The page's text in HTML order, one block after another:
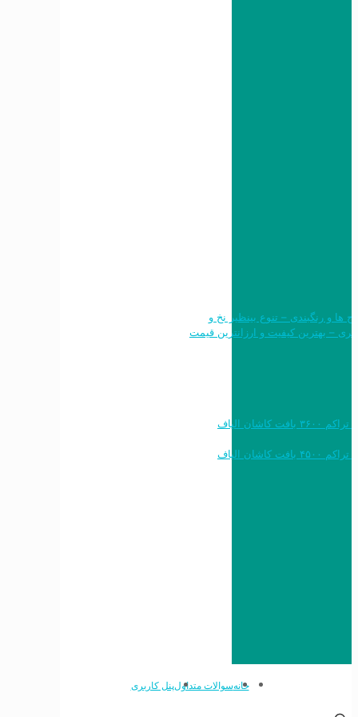
طرح ها و رنگبندی – تنوع بینظیر نخ و
خرید به قیمت فرش ماشینی ۱۲۰۰ شانه تراکم ۳۶۰۰ بافت کاشان الیاف
خرید به قیمت فرش ماشینی ۱۵۰۰ شانه تراکم ۴۵۰۰ بافت کاشان الیاف
خانهسوالات متداولپنل کاربری